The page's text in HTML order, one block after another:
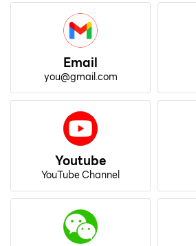
Email
you@gmail.com
Youtube
YouTube Channel